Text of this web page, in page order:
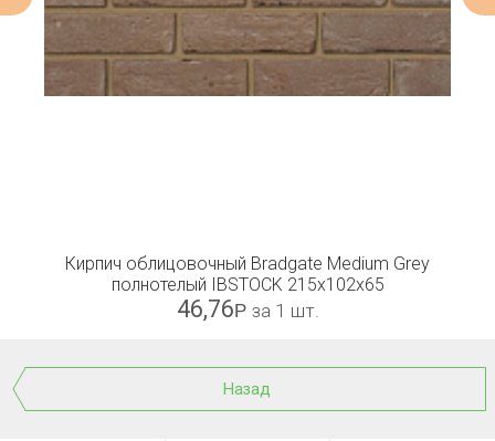
Кирпич облицовочный Bradgate Medium Grey
полнотелый IBSTOCK 215x102x65
46,76Р за 1 шт.
Назад